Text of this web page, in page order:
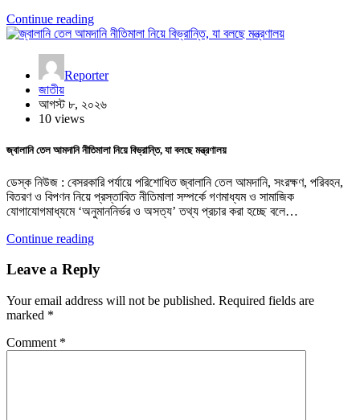
Continue reading
Reporter
জাতীয়
আগস্ট ৮, ২০২৬
10 views
জ্বালানি তেল আমদানি নীতিমালা নিয়ে বিভ্রান্তি, যা বলছে মন্ত্রণালয়
ডেস্ক নিউজ : বেসরকারি পর্যায়ে পরিশোধিত জ্বালানি তেল আমদানি, সংরক্ষণ, পরিবহন,
বিতরণ ও বিপণন নিয়ে প্রস্তাবিত নীতিমালা সম্পর্কে গণমাধ্যম ও সামাজিক
যোগাযোগমাধ্যমে ‘অনুমাননির্ভর ও অসত্য’ তথ্য প্রচার করা হচ্ছে বলে…
Continue reading
Leave a Reply
Your email address will not be published. Required fields are
marked *
Comment *